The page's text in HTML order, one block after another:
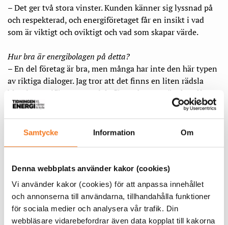
Samtycke Information Om
Denna webbplats använder kakor (cookies)
Vi använder kakor (cookies) för att anpassa innehållet
och annonserna till användarna, tillhandahålla funktioner
för sociala medier och analysera vår trafik. Din
webbläsare vidarebefordrar även data kopplat till kakorna
– Det ger två stora vinster. Kunden känner sig lyssnad på
och respekterad, och energiföretaget får en insikt i vad
som är viktigt och oviktigt och vad som skapar värde.
Hur bra är energibolagen på detta?
– En del företag är bra, men många har inte den här typen
av riktiga dialoger. Jag tror att det finns en liten rädsla
bland energiföretagen – dels för att hantera önskemålen
som kommer, dels för att släppa ifrån sig för mycket
information.
Det finns en stor öppenhet bland
kunderna för att ge och ta. Det här
är ju en jättehäftig möjlighet för
energiföretagen.